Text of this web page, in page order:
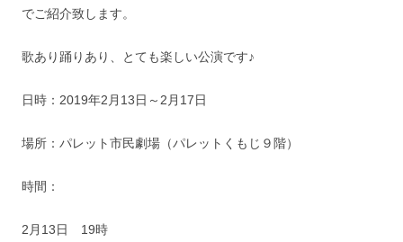
でご紹介致します。
歌あり踊りあり、とても楽しい公演です♪
日時：2019年2月13日～2月17日
場所：パレット市民劇場（パレットくもじ９階）
時間：
2月13日 19時